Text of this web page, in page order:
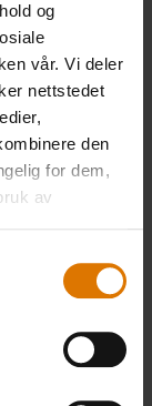
og
vår. Vi deler
nettstedet
den
for dem,
av